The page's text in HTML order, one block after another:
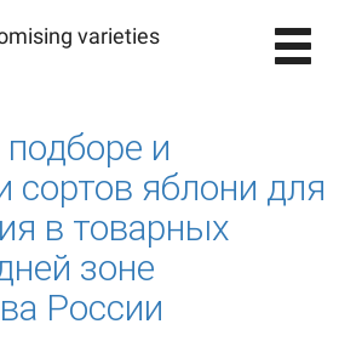
varieties
и
сортов яблони для
в товарных
зоне
России